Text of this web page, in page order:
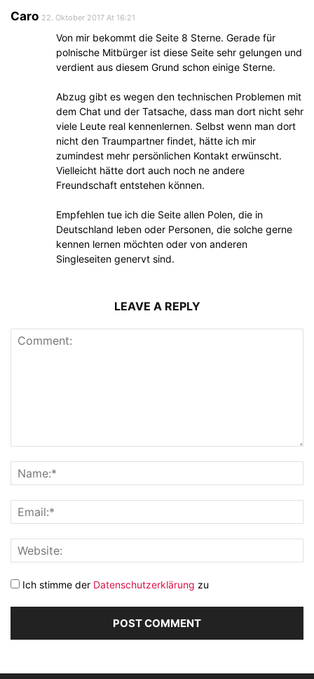
Caro 22. Oktober 2017 At 16:21
Von mir bekommt die Seite 8 Sterne. Gerade für
polnische Mitbürger ist diese Seite sehr gelungen und
verdient aus diesem Grund schon einige Sterne.
Abzug gibt es wegen den technischen Problemen mit
dem Chat und der Tatsache, dass man dort nicht sehr
viele Leute real kennenlernen. Selbst wenn man dort
nicht den Traumpartner findet, hätte ich mir
zumindest mehr persönlichen Kontakt erwünscht.
Vielleicht hätte dort auch noch ne andere
Freundschaft entstehen können.
Empfehlen tue ich die Seite allen Polen, die in
Deutschland leben oder Personen, die solche gerne
kennen lernen möchten oder von anderen
Singleseiten genervt sind.
LEAVE A REPLY
Ich stimme der Datenschutzerklärung zu